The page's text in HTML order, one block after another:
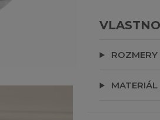
ROZMERY
MATERIÁL